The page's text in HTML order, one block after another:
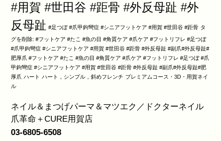
#用賀 #世田谷 #距骨 #外反母趾 #外
反母趾 #足つぼ #爪甲鉤彎症 #シニアフットケア #用賀 #世田谷 #距骨 タ
グを削除: #フットケア #たこ #魚の目 #角質ケア #爪ケア #フットリフレ #足つぼ
#爪甲鉤彎症 #シニアフットケア #用賀 #世田谷 #距骨 #外反母趾 #副爪#外反母趾#
肥厚爪 #フットケア #たこ #魚の目 #角質ケア #爪ケア #フットリフレ #足つぼ #爪
甲鉤彎症 #シニアフットケア #用賀 #世田谷 #距骨 #外反母趾 #副爪#外反母趾#肥
厚爪 ハート ハート，シンプル，斜めフレンチ プレミアムコース・3D・用賀ネイ
ル
ネイル＆まつげパーマ＆マツエク／ドクターネイル
爪革命＋CURE用賀店
03-6805-6508